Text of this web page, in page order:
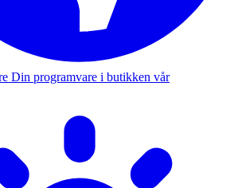
Din programvare i butikken vår